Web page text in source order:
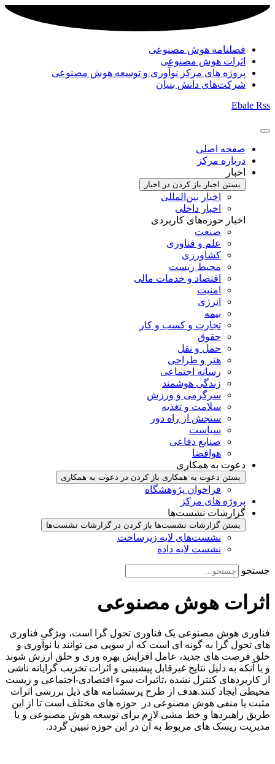
فصلنامه هوش مصنوعی
اثرات هوش مصنوعی
پروژه های مرکز نوآوری و توسعه هوش مصنوعی
شرکت‌های دانش بنیان
Ebale Rss
صفحه اصلی
درباره مرکز
اخبار
بستن اخبار باز کردن در اخبار
اخبار بین‌المللی
اخبار داخلی
اخبار حوزه‌های کاربردی
صنعت
علم و فناوری
کشاورزی
محیط زیست
اقتصاد و خدمات مالی
امنیت
انرژی
بیمه
تجارت و کسب و کار
حقوق
حمل و نقل
هنر و طراحی
رسانه اجتماعی
زندگی هوشمند
سرگرمی و ورزش
سلامت و تغذیه
سنجش از راه دور
سیاست
صنایع دفاعی
هوافضا
دعوت به همکاری
بستن دعوت به همکاری باز کردن در دعوت به همکاری
فراخوان پژوهشگاه
پروژه های مرکز
گزارشات نشست‌ها
بستن گزارشات نشست‌ها باز کردن در گزارشات نشست‌ها
نشست‌‌های لایه زیرساخت
نشست لایه داده
جستجو
اثرات هوش مصنوعی
فناوری هوش مصنوعی یک فناوری تحول گرا است، ویژگی فناوری
های تحول گرا به گونه ای است که از سویی می توانند با نوآوری و
خلق فرصت های جدید، عامل افزایش بهره وری و خلق ارزش شوند
و یا آنکه به دلیل نتایج غیرقابل پیشبینی و اثرات تخریب گرایانه ناشی
از کاربردهای کنترل نشده ،تاثیرات سوء اقتصادی-اجتماعی و زیست
محیطی ایجاد کنند.هدف از طرح پرسشنامه های ذیل بررسی اثرات
مثبت یا منفی هوش مصنوعی در حوزه های مختلف است تا از این
طریق راهبردها و خط مشی لازم برای توسعه هوش مصنوعی و یا
مدیریت ریسک های مربوط به آن در این حوزه تبیین گردد.